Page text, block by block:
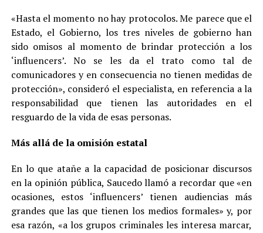
«Hasta el momento no hay protocolos. Me parece que el
Estado, el Gobierno, los tres niveles de gobierno han
sido omisos al momento de brindar protección a los
‘influencers’. No se les da el trato como tal de
comunicadores y en consecuencia no tienen medidas de
protección», consideró el especialista, en referencia a la
responsabilidad que tienen las autoridades en el
resguardo de la vida de esas personas.
Más allá de la omisión estatal
En lo que atañe a la capacidad de posicionar discursos
en la opinión pública, Saucedo llamó a recordar que «en
ocasiones, estos ‘influencers’ tienen audiencias más
grandes que las que tienen los medios formales» y, por
esa razón, «a los grupos criminales les interesa marcar,